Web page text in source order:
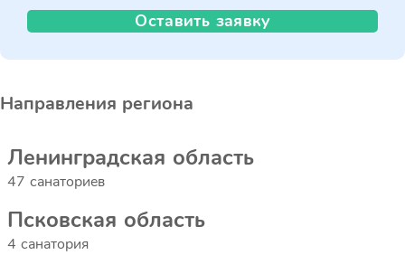
Оставить заявку
Направления региона
Ленинградская область
47 санаториев
Псковская область
4 санатория